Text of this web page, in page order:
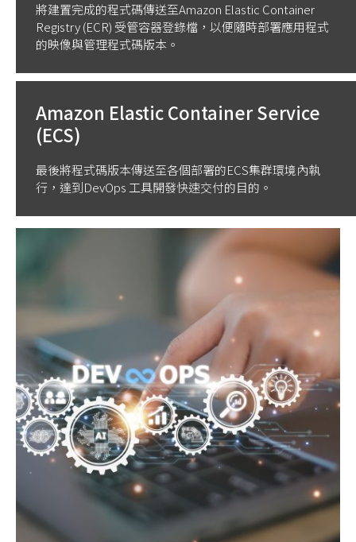
將建置完成的程式碼傳送至Amazon Elastic Container
Registry (ECR) 受管容器登錄檔，以便隨時部署應用程式
的映像與管理程式碼版本。
Amazon Elastic Container Service
(ECS)
最後將程式碼版本傳送至各個部署的ECS集群環境內執
行，達到DevOps 工具開發快速交付的目的。